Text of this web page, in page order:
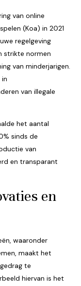
van online
(Koa) in 2021
regelgeving
strikte normen
van minderjarigen.
van illegale
het aantal
sinds de
van
en transparant
en
waaronder
maakt het
te
hiervan is het